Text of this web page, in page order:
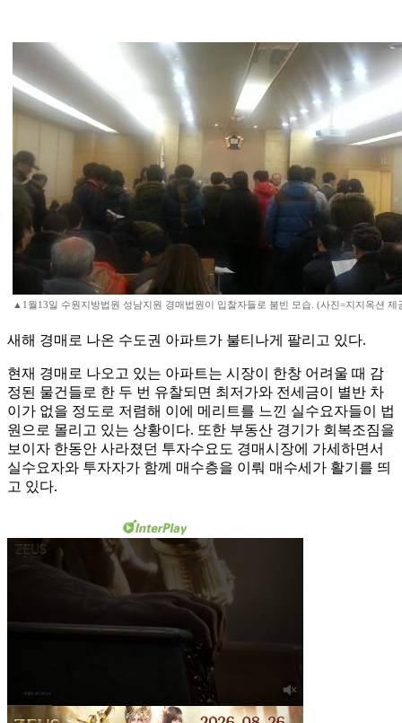
▲1월13일 수원지방법원 성남지원 경매법원이 입찰자들로 붐빈 모습. (사진=지지옥션 제
새해 경매로 나온 수도권 아파트가 불티나게 팔리고 있다.
현재 경매로 나오고 있는 아파트는 시장이 한창 어려울 때 감
정된 물건들로 한 두 번 유찰되면 최저가와 전세금이 별반 차
이가 없을 정도로 저렴해 이에 메리트를 느낀 실수요자들이 법
원으로 몰리고 있는 상황이다. 또한 부동산 경기가 회복조짐을
보이자 한동안 사라졌던 투자수요도 경매시장에 가세하면서
실수요자와 투자자가 함께 매수층을 이뤄 매수세가 활기를 띄
고 있다.